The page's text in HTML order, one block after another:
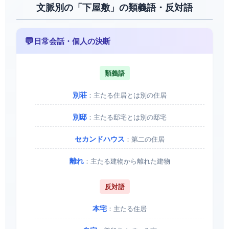
文脈別の「下屋敷」の類義語・反対語
💬日常会話・個人の決断
類義語
別荘 ：主たる住居とは別の住居
別邸 ：主たる邸宅とは別の邸宅
セカンドハウス ：第二の住居
離れ：主たる建物から離れた建物
反対語
本宅 ：主たる住居